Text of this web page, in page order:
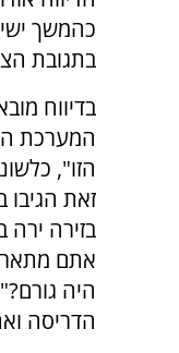
כהמשך
בתגובת
בדיווח
המערכת
הזו",
זאת הגיבו
אתם
היה
הדריסה